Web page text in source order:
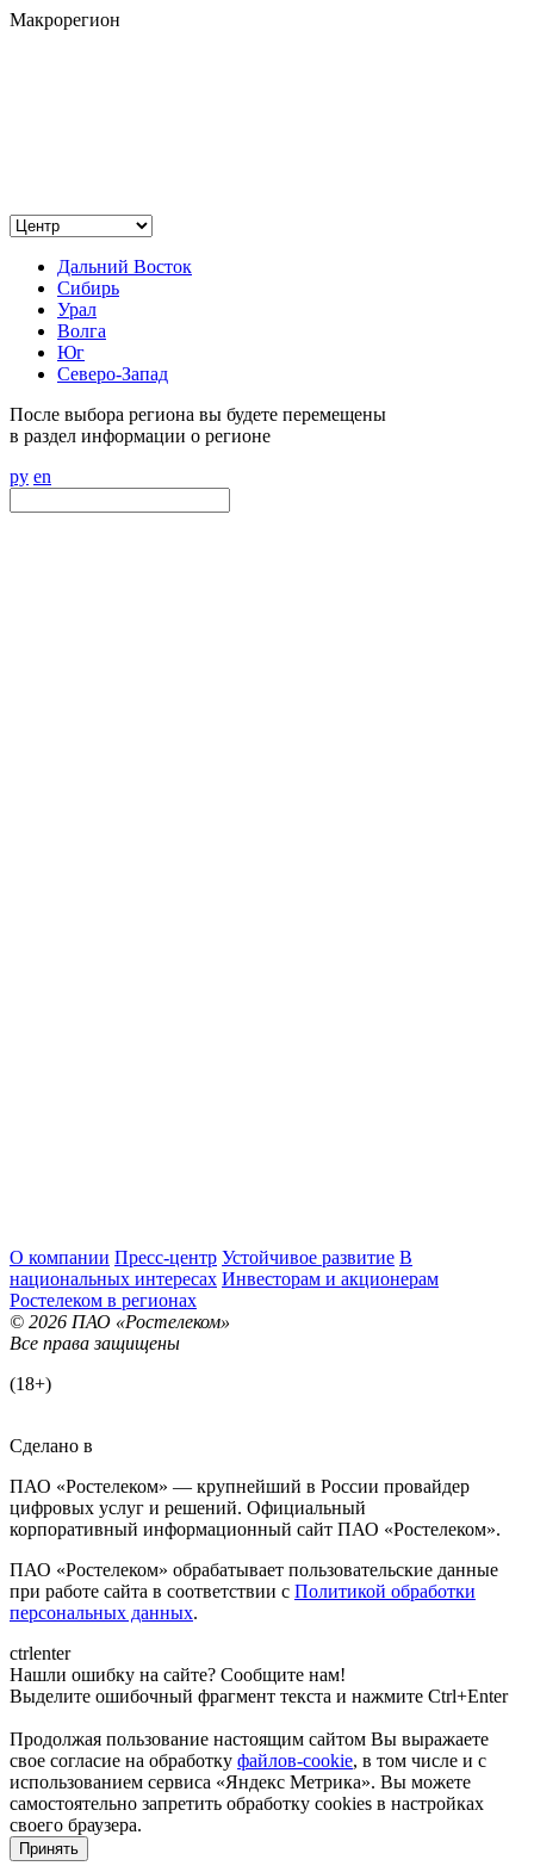
Макрорегион
Дальний Восток
Сибирь
Урал
Волга
Юг
Северо-Запад
После выбора региона вы будете перемещены
в раздел информации о регионе
ру en
О компании Пресс-центр Устойчивое развитие В
национальных интересах Инвесторам и акционерам
Ростелеком в регионах
© 2026 ПАО «Ростелеком»
Все права защищены
(18+)
Сделано в
ПАО «Ростелеком» — крупнейший в России провайдер
цифровых услуг и решений. Официальный
корпоративный информационный сайт ПАО «Ростелеком».
ПАО «Ростелеком» обрабатывает пользовательские данные
при работе сайта в соответствии с Политикой обработки
персональных данных.
ctrlenter
Нашли ошибку на сайте? Сообщите нам!
Выделите ошибочный фрагмент текста и нажмите Ctrl+Enter
Продолжая пользование настоящим сайтом Вы выражаете
свое согласие на обработку файлов-cookie, в том числе и с
использованием сервиса «Яндекс Метрика». Вы можете
самостоятельно запретить обработку cookies в настройках
своего браузера.
Принять